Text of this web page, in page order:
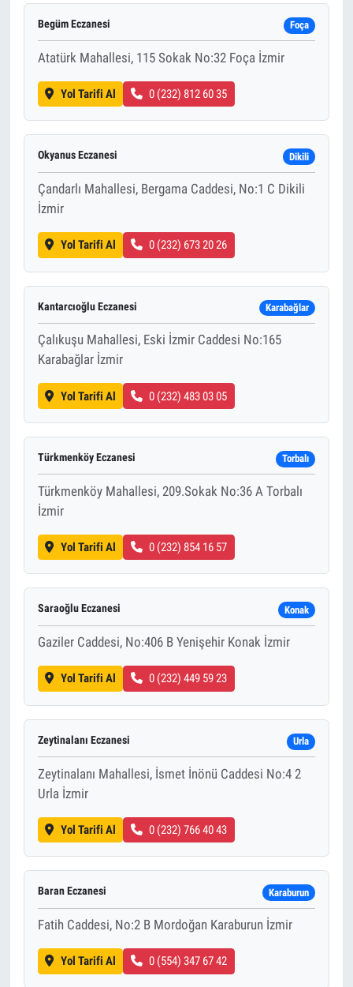
Begüm Eczanesi Foça
Atatürk Mahallesi, 115 Sokak No:32 Foça İzmir
Yol Tarifi Al 0 (232) 812 60 35
Okyanus Eczanesi Dikili
Çandarlı Mahallesi, Bergama Caddesi, No:1 C Dikili
İzmir
Yol Tarifi Al 0 (232) 673 20 26
Kantarcıoğlu Eczanesi Karabağlar
Çalıkuşu Mahallesi, Eski İzmir Caddesi No:165
Karabağlar İzmir
Yol Tarifi Al 0 (232) 483 03 05
Türkmenköy Eczanesi Torbalı
Türkmenköy Mahallesi, 209.Sokak No:36 A Torbalı
İzmir
Yol Tarifi Al 0 (232) 854 16 57
Saraoğlu Eczanesi Konak
Gaziler Caddesi, No:406 B Yenişehir Konak İzmir
Yol Tarifi Al 0 (232) 449 59 23
Zeytinalanı Eczanesi Urla
Zeytinalanı Mahallesi, İsmet İnönü Caddesi No:4 2
Urla İzmir
Yol Tarifi Al 0 (232) 766 40 43
Baran Eczanesi Karaburun
Fatih Caddesi, No:2 B Mordoğan Karaburun İzmir
Yol Tarifi Al 0 (554) 347 67 42